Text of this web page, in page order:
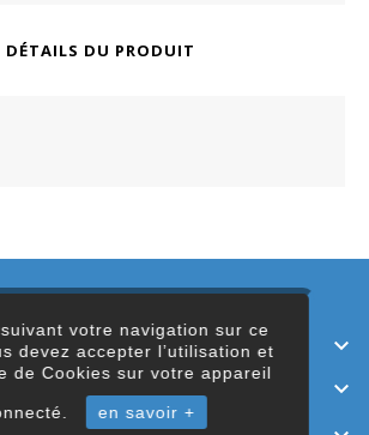
votre navigation sur ce
devez accepter l’utilisation et
de Cookies sur votre appareil
en savoir +
DÉTAILS DU PRODUIT
ICI 
